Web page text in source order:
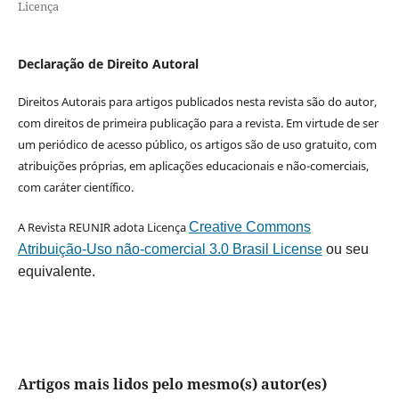
Licença
Declaração de Direito Autoral
Direitos Autorais para artigos publicados nesta revista são do autor,
com direitos de primeira publicação para a revista. Em virtude de ser
um periódico de acesso público, os artigos são de uso gratuito, com
atribuições próprias, em aplicações educacionais e não-comerciais,
com caráter científico.
A Revista REUNIR adota LicençaCreative Commons
Atribuição-Uso não-comercial 3.0 Brasil Licenseou seu
equivalente.
Artigos mais lidos pelo mesmo(s) autor(es)